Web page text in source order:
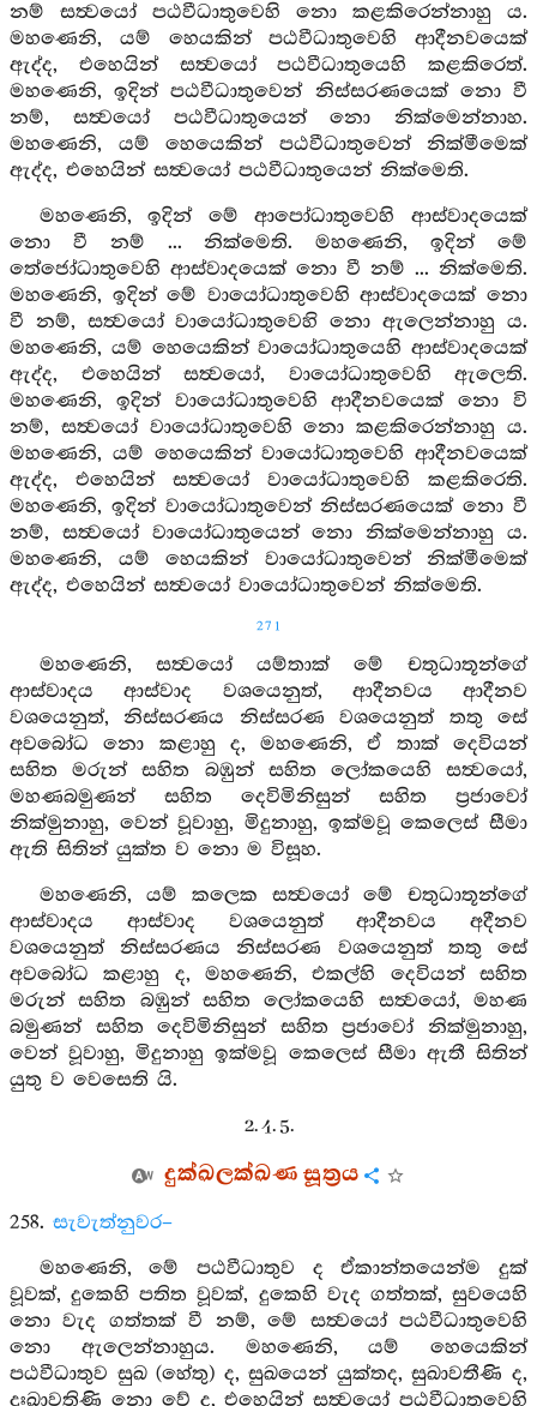
නම් සත්‍වයෝ පඨවීධාතුවෙහි නො කළකිරෙන්නාහු ය.
මහණෙනි, යම් හෙයකින් පඨවීධාතුවෙහි ආදීනවයෙක්
ඇද්ද, එහෙයින් සත්‍වයෝ පඨවීධාතුයෙහි කළකිරෙත්.
මහණෙනි, ඉදින් පඨවීධාතුවෙන් නිස්සරණයෙක් නො වී
නම්, සත්‍වයෝ පඨවීධාතුයෙන් නො නික්මෙන්නාහ.
මහණෙනි, යම් හෙයෙකින් පඨවීධාතුවෙන් නික්මීමෙක්
ඇද්ද, එහෙයින් සත්‍වයෝ පඨවීධාතුයෙන් නික්මෙති.
මහණෙනි, ඉදින් මේ ආපෝධාතුවෙහි ආස්වාදයෙක්
නො වී නම් ... නික්මෙති. මහණෙනි, ඉදින් මේ
තේජෝධාතුවෙහි ආස්වාදයෙක් නො වී නම් ... නික්මෙති.
මහණෙනි, ඉදින් මේ වායෝධාතුවෙහි ආස්වාදයෙක් නො
වී නම්, සත්‍වයෝ වායෝධාතුවෙහි නො ඇලෙන්නාහු ය.
මහණෙනි, යම් හෙයෙකින් වායෝධාතුයෙහි ආස්වාදයෙක්
ඇද්ද, එහෙයින් සත්‍වයෝ, වායෝධාතුවෙහි ඇලෙති.
මහණෙනි, ඉදින් වායෝධාතුවෙහි ආදීනවයෙක් නො වි
නම්, සත්‍වයෝ වායෝධාතුවෙහි නො කළකිරෙන්නාහු ය.
මහණෙනි, යම් හෙයෙකින් වායෝධාතුවෙහි ආදීනවයෙක්
ඇද්ද, එහෙයින් සත්‍වයෝ වායෝධාතුවෙහි කළකිරෙති.
මහණෙනි, ඉදින් වායෝධාතුවෙන් නිස්සරණයෙක් නො වී
නම්, සත්‍වයෝ වායෝධාතුයෙන් නො නික්මෙන්නාහු ය.
මහණෙනි, යම් හෙයකින් වායෝධාතුවෙන් නික්මීමෙක්
ඇද්ද, එහෙයින් සත්‍වයෝ වායෝධාතුවෙන් නික්මෙති.
271
මහණෙනි, සත්‍වයෝ යම්තාක් මේ චතුධාතූන්ගේ
ආස්වාදය ආස්වාද වශයෙනුත්, ආදීනවය ආදීනව
වශයෙනුත්, නිස්සරණය නිස්සරණ වශයෙනුත් තතු සේ
අවබෝධ නො කළාහු ද, මහණෙනි, ඒ තාක් දෙවියන්
සහිත මරුන් සහිත බඹුන් සහිත ලෝකයෙහි සත්‍වයෝ,
මහණබමුණන් සහිත දෙවිමිනිසුන් සහිත ප්‍රජාවෝ
නික්මුනාහු, වෙන් වූවාහු, මිදුනාහු, ඉක්මවූ කෙලෙස් සීමා
ඇති සිතින් යුක්ත ව නො ම විසූහ.
මහණෙනි, යම් කලෙක සත්‍වයෝ මේ චතුධාතූන්ගේ
ආස්වාදය ආස්වාද වශයෙනුත් ආදීනවය අදීනව
වශයෙනුත් නිස්සරණය නිස්සරණ වශයෙනුත් තතු සේ
අවබෝධ කළාහු ද, මහණෙනි, එකල්හි දෙවියන් සහිත
මරුන් සහිත බඹුන් සහිත ලෝකයෙහි සත්‍වයෝ, මහණ
බමුණන් සහිත දෙවිමිනිසුන් සහිත ප්‍රජාවෝ නික්මුනාහු,
වෙන් වූවාහු, මිදුනාහු ඉක්මවූ කෙලෙස් සීමා ඇතී සිතින්
යුතු ව වෙසෙති යි.
2. 4. 5.
දුක්ඛලක්ඛණ සූත්‍රය
258. සැවැත්නුවර–
මහණෙනි, මේ පඨවීධාතුව ද ඒකාන්තයෙන්ම දුක්
වූවක්, දුකෙහි පතිත වූවක්, දුකෙහි වැද ගත්තක්, සුවයෙහි
නො වැද ගත්තක් වී නම්, මේ සත්‍වයෝ පඨවීධාතුවෙහි
නො ඇලෙන්නාහුය. මහණෙනි, යම් හෙයෙකින්
පඨවීධාතුව සුඛ (හේතු) ද, සුඛයෙන් යුක්තද, සුඛාවතීණි ද,
දුඃඛාවතිණි නො වේ ද, එහෙයින් සත්‍වයෝ පඨවීධාතුවෙහි